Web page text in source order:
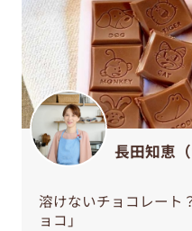
長田知恵（
溶けないチョコレート
ョコ」